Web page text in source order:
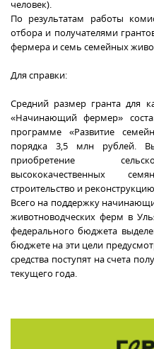
человек).
По результатам работы
отбора и получателями
фермера и семь семейных
Для справки:
Средний размер гранта для
«Начинающий фермер»
программе «Развитие
порядка 3,5 млн рублей.
приобретение
высококачественных
строительство и
Всего на поддержку
животноводческих ферм в
федерального бюджета
бюджете на эти цели
средства поступят на счета
текущего года.